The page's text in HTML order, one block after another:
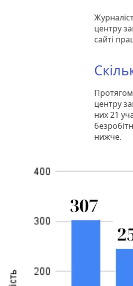
центру
сайті
Протягом
центру
них 21
нижче.